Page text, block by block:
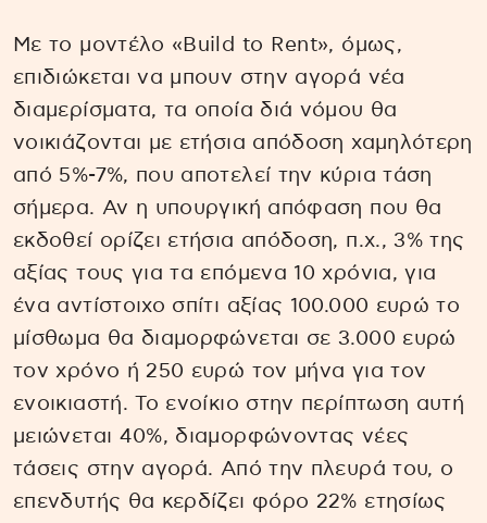
Με το μοντέλο «Build to Rent», όμως,
επιδιώκεται να μπουν στην αγορά νέα
διαμερίσματα, τα οποία διά νόμου θα
νοικιάζονται με ετήσια απόδοση χαμηλότερη
από 5%-7%, που αποτελεί την κύρια τάση
σήμερα. Αν η υπουργική απόφαση που θα
εκδοθεί ορίζει ετήσια απόδοση, π.χ., 3% της
αξίας τους για τα επόμενα 10 χρόνια, για
ένα αντίστοιχο σπίτι αξίας 100.000 ευρώ το
μίσθωμα θα διαμορφώνεται σε 3.000 ευρώ
τον χρόνο ή 250 ευρώ τον μήνα για τον
ενοικιαστή. Το ενοίκιο στην περίπτωση αυτή
μειώνεται 40%, διαμορφώνοντας νέες
τάσεις στην αγορά. Από την πλευρά του, ο
επενδυτής θα κερδίζει φόρο 22% ετησίως